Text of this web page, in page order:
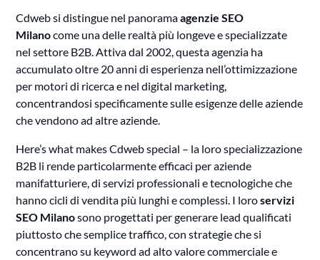
Cdweb si distingue nel panoramaagenzie SEO
Milanocome una delle realtà più longeve e specializzate
nel settore B2B. Attiva dal 2002, questa agenzia ha
accumulato oltre 20 anni di esperienza nell’ottimizzazione
per motori di ricerca e nel digital marketing,
concentrandosi specificamente sulle esigenze delle aziende
che vendono ad altre aziende.
Here’s what makes Cdweb special – la loro specializzazione
B2B li rende particolarmente efficaci per aziende
manifatturiere, di servizi professionali e tecnologiche che
hanno cicli di vendita più lunghi e complessi. I loroservizi
SEO Milanosono progettati per generare lead qualificati
piuttosto che semplice traffico, con strategie che si
concentrano su keyword ad alto valore commerciale e